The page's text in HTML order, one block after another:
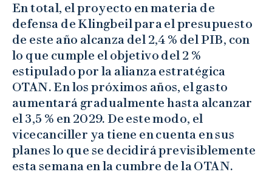
En total, el proyecto en materia de
defensa de Klingbeil para el presupuesto
de este año alcanza del 2,4 % del PIB, con
lo que cumple el objetivo del 2 %
estipulado por la alianza estratégica
OTAN. En los próximos años, el gasto
aumentará gradualmente hasta alcanzar
el 3,5 % en 2029. De este modo, el
vicecanciller ya tiene en cuenta en sus
planes lo que se decidirá previsiblemente
esta semana en la cumbre de la OTAN.